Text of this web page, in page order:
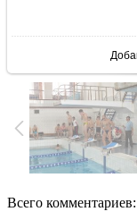
В
Всего комментариев: